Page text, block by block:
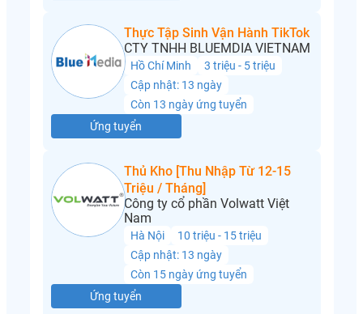
Thực Tập Sinh Vận Hành TikTok
CTY TNHH BLUEMDIA VIETNAM
Hồ Chí Minh
3 triệu - 5 triệu
Cập nhật: 13 ngày
Còn 13 ngày ứng tuyển
Ứng tuyển
Thủ Kho [Thu Nhập Từ 12-15
Triệu / Tháng]
Công ty cổ phần Volwatt Việt
Nam
Hà Nội
10 triệu - 15 triệu
Cập nhật: 13 ngày
Còn 15 ngày ứng tuyển
Ứng tuyển